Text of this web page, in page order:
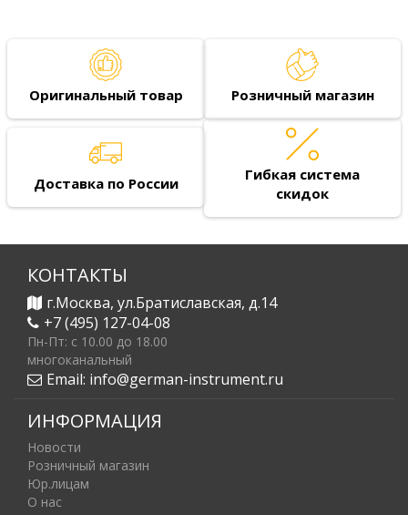
Оригинальный товар Розничный магазин
Доставка по России
Гибкая система
скидок
КОНТАКТЫ
г.Москва, ул.Братиславская, д.14
+7 (495) 127-04-08
Пн-Пт: c 10.00 до 18.00
многоканальный
Email: info@german-instrument.ru
ИНФОРМАЦИЯ
Новости
Розничный магазин
Юр.лицам
О нас